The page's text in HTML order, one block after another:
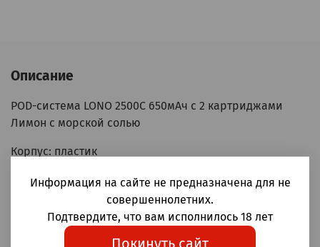
Описание
POD-система LONO 2500C 650мАч с 2 картриджами
Лимон с морской солью
Корпус: пластик
Бак: 5мл (совместим с картриджами на 3000 затяжек и
Крепость: 19мг (1,9%)
Зарядка Type-C
Информация на сайте не предназначена для не
совершеннолетних.
Подтвердите, что вам исполнилось 18 лет
Покинуть сайт